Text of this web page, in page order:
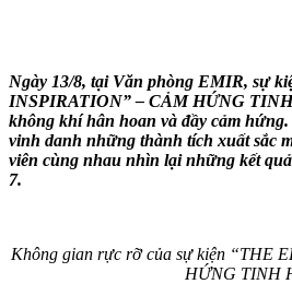
Ngày 13/8, tại Văn phòng EMIR, sự
INSPIRATION” – CẢM HỨNG
không khí hân hoan và đầy cảm
vinh danh những thành tích xuất sắc
viên cùng nhau nhìn lại những kết
7.
Không gian rực rỡ của sự kiện “THE
HỨNG TINH